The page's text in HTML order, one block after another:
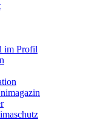
im Profil